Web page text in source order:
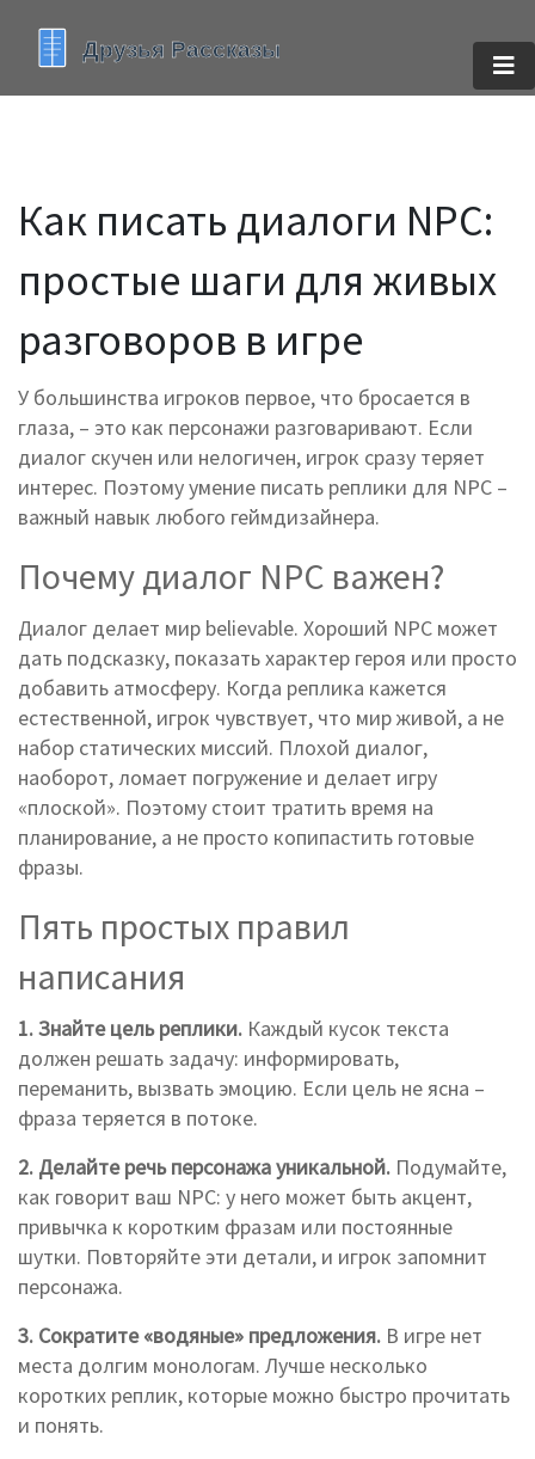
Как писать диалоги NPC:
простые шаги для живых
разговоров в игре
У большинства игроков первое, что бросается в
глаза, – это как персонажи разговаривают. Если
диалог скучен или нелогичен, игрок сразу теряет
интерес. Поэтому умение писать реплики для NPC –
важный навык любого геймдизайнера.
Почему диалог NPC важен?
Диалог делает мир believable. Хороший NPC может
дать подсказку, показать характер героя или просто
добавить атмосферу. Когда реплика кажется
естественной, игрок чувствует, что мир живой, а не
набор статических миссий. Плохой диалог,
наоборот, ломает погружение и делает игру
«плоской». Поэтому стоит тратить время на
планирование, а не просто копипастить готовые
фразы.
Пять простых правил
написания
1. Знайте цель реплики. Каждый кусок текста
должен решать задачу: информировать,
переманить, вызвать эмоцию. Если цель не ясна –
фраза теряется в потоке.
2. Делайте речь персонажа уникальной. Подумайте,
как говорит ваш NPC: у него может быть акцент,
привычка к коротким фразам или постоянные
шутки. Повторяйте эти детали, и игрок запомнит
персонажа.
3. Сократите «водяные» предложения. В игре нет
места долгим монологам. Лучше несколько
коротких реплик, которые можно быстро прочитать
и понять.